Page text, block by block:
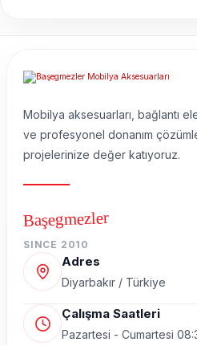
Mobilya aksesuarları, bağlantı
ve profesyonel donanım
projelerinize değer katıyoruz.
Başegmezler
SINCE 2010
Adres
Diyarbakır / Türkiye
Çalışma Saatleri
Pazartesi - Cumartesi